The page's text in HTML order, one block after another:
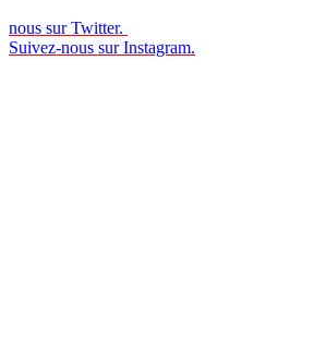
nous sur Twitter.
Suivez-nous sur Instagram.